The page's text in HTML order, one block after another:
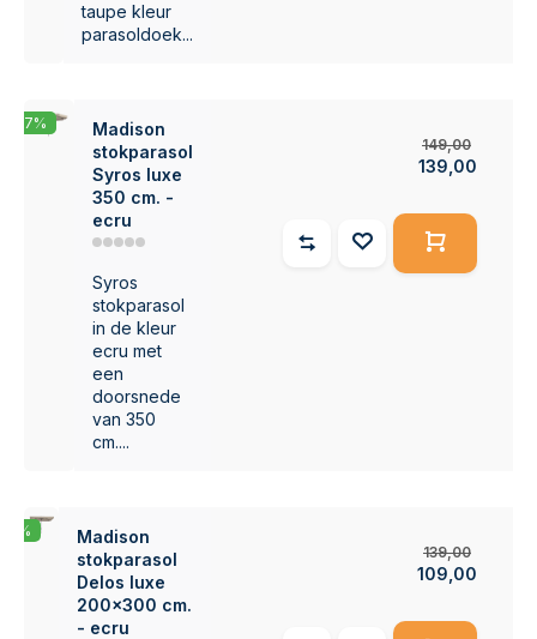
taupe kleur
parasoldoek...
-7%
Madison
stokparasol
Syros luxe
350 cm. -
ecru
Syros
stokparasol
in de kleur
ecru met
een
doorsnede
van 350
cm....
149,00
139,00
Madison
stokparasol
Delos luxe
200x300 cm.
- ecru
139,00
109,00